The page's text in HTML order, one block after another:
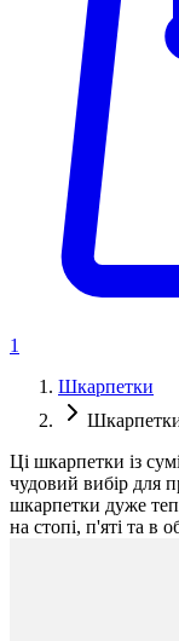
1
Шкарпетки
Шкарпетки
Ці шкарпетки із
чудовий вибір для
шкарпетки дуже
на стопі, п'яті та в